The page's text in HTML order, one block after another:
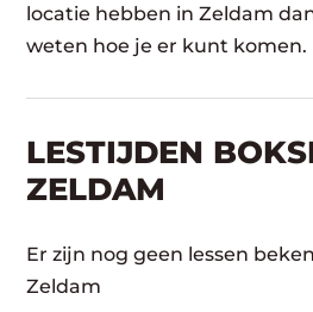
locatie hebben in Zeldam
weten hoe je er kunt komen.
LESTIJDEN
ZELDAM
Er zijn nog geen lessen
Zeldam